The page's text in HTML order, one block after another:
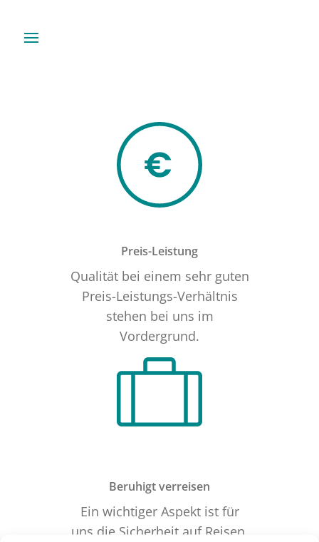
Preis-Leistung
Qualität bei einem sehr guten
Preis-Leistungs-Verhältnis
stehen bei uns im
Vordergrund.
Beruhigt verreisen
Ein wichtiger Aspekt ist für
uns die Sicherheit auf Reisen.